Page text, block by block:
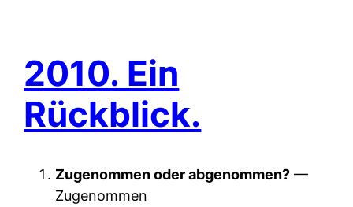
2010. Ein
Rückblick.
Zugenommen oder abgenommen? —
Zugenommen